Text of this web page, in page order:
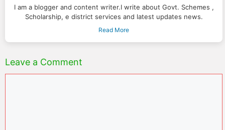
I am a blogger and content writer.I write about Govt. Schemes ,
Scholarship, e district services and latest updates news.
Read More
Leave a Comment